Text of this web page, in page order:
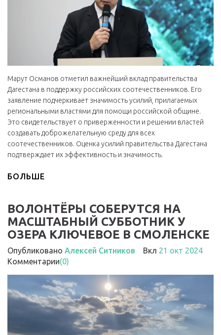
Марут Османов отметил важнейший вклад правительства
Дагестана в поддержку российских соотечественников. Его
заявление подчеркивает значимость усилий, прилагаемых
региональными властями для помощи российской общине.
Это свидетельствует о приверженности и решении властей
создавать доброжелательную среду для всех
соотечественников. Оценка усилий правительства Дагестана
подтверждает их эффективность и значимость.
БОЛЬШЕ
ВОЛОНТЁРЫ СОБЕРУТСЯ НА
МАСШТАБНЫЙ СУББОТНИК У
ОЗЕРА КЛЮЧЕВОЕ В СМОЛЕНСКЕ
Опубликовано Алексей Ситников Вкл 21 окт 2024
Комментарии(0)